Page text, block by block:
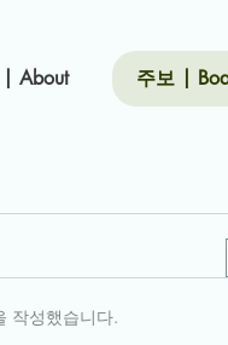
| About 주보 |
작성했습니다.